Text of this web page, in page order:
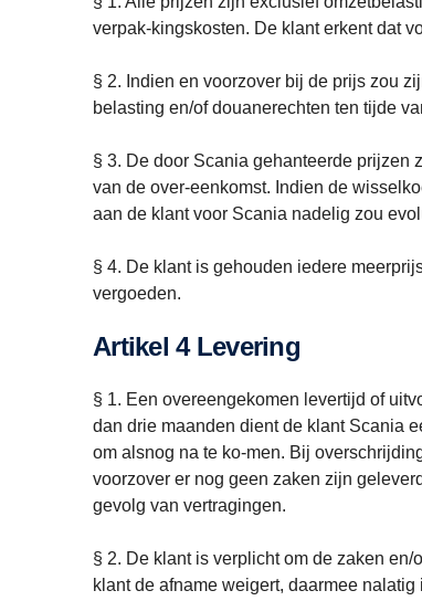
verpak-kingskosten. De klant erkent dat
§ 2. Indien en voorzover bij de prijs zou
belasting en/of douanerechten ten tijde
§ 3. De door Scania gehanteerde prijzen
van de over-eenkomst. Indien de
aan de klant voor Scania nadelig zou
§ 4. De klant is gehouden iedere
vergoeden.
Artikel 4 Levering
§ 1. Een overeengekomen levertijd of
dan drie maanden dient de klant Scania
om alsnog na te ko-men. Bij
voorzover er nog geen zaken zijn
gevolg van vertragingen.
§ 2. De klant is verplicht om de zaken
klant de afname weigert, daarmee